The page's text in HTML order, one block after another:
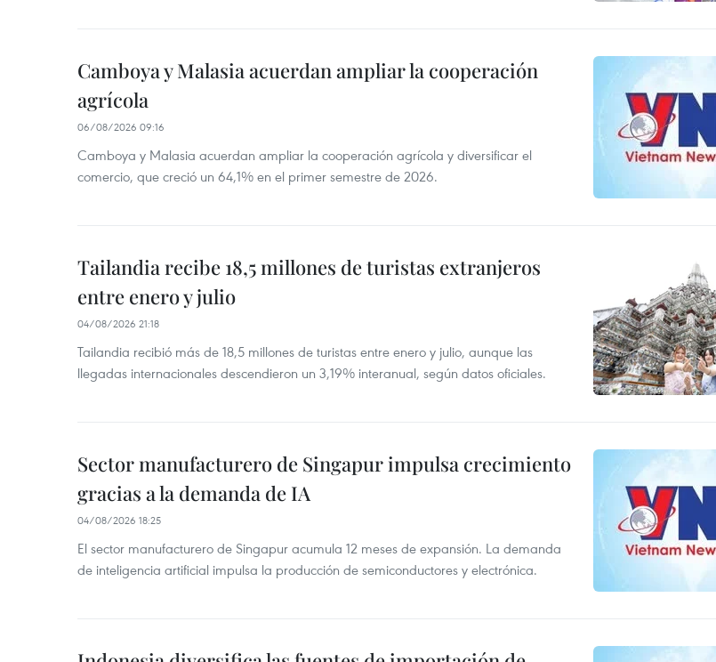
Camboya y Malasia acuerdan ampliar la cooperación
agrícola
06/08/2026 09:16
Camboya y Malasia acuerdan ampliar la cooperación agrícola y diversificar el
comercio, que creció un 64,1% en el primer semestre de 2026.
Tailandia recibe 18,5 millones de turistas extranjeros
entre enero y julio
04/08/2026 21:18
Tailandia recibió más de 18,5 millones de turistas entre enero y julio, aunque las
llegadas internacionales descendieron un 3,19% interanual, según datos oficiales.
Sector manufacturero de Singapur impulsa crecimiento
gracias a la demanda de IA
04/08/2026 18:25
El sector manufacturero de Singapur acumula 12 meses de expansión. La demanda
de inteligencia artificial impulsa la producción de semiconductores y electrónica.